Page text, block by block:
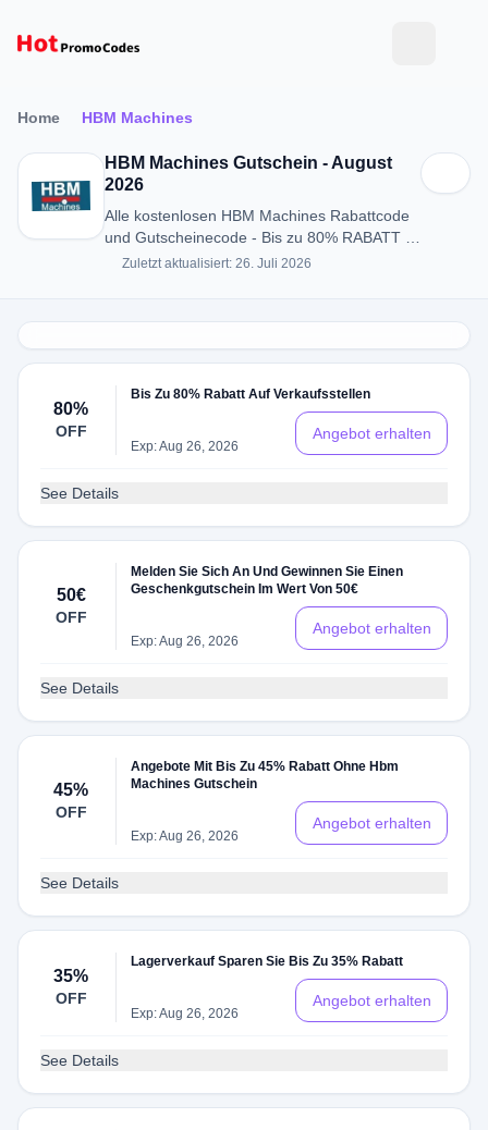
Home HBM Machines
HBM Machines Gutschein - August
2026
Alle kostenlosen HBM Machines Rabattcode
und Gutscheinecode - Bis zu 80% RABATT in
August 2026
Zuletzt aktualisiert: 26. Juli 2026
80%
OFF
Bis Zu 80% Rabatt Auf Verkaufsstellen
Exp: Aug 26, 2026
Angebot erhalten
See Details
50€
OFF
Melden Sie Sich An Und Gewinnen Sie Einen
Geschenkgutschein Im Wert Von 50€
Exp: Aug 26, 2026
Angebot erhalten
See Details
45%
OFF
Angebote Mit Bis Zu 45% Rabatt Ohne Hbm
Machines Gutschein
Exp: Aug 26, 2026
Angebot erhalten
See Details
35%
OFF
Lagerverkauf Sparen Sie Bis Zu 35% Rabatt
Exp: Aug 26, 2026
Angebot erhalten
See Details